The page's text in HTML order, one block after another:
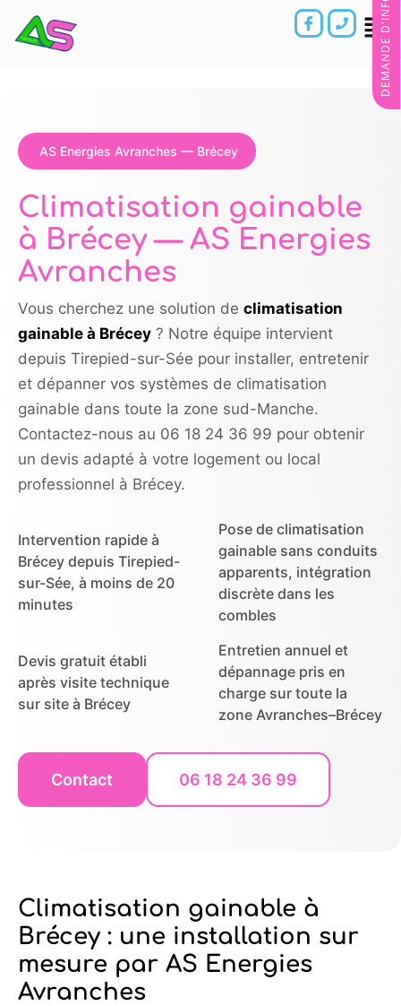
AS Energies Avranches — Brécey
Climatisation gainable
à Brécey — AS Energies
Avranches
Vous cherchez une solution de climatisation
gainable à Brécey ? Notre équipe intervient
depuis Tirepied-sur-Sée pour installer, entretenir
et dépanner vos systèmes de climatisation
gainable dans toute la zone sud-Manche.
Contactez-nous au 06 18 24 36 99 pour obtenir
un devis adapté à votre logement ou local
professionnel à Brécey.
Intervention rapide à
Brécey depuis Tirepied-
sur-Sée, à moins de 20
minutes
Pose de climatisation
gainable sans conduits
apparents, intégration
discrète dans les
combles
Devis gratuit établi
après visite technique
sur site à Brécey
Entretien annuel et
dépannage pris en
charge sur toute la
zone Avranches–Brécey
Contact 06 18 24 36 99
Climatisation gainable à
Brécey : une installation sur
mesure par AS Energies
Avranches